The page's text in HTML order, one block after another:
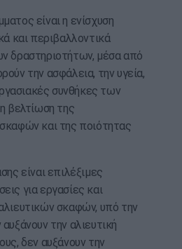
είναι η ενίσχυση
και περιβαλλοντικά
δραστηριοτήτων, μέσα από
την ασφάλεια, την υγεία,
συνθήκες των
βελτίωση της
και της ποιότητας
είναι επιλέξιμες
για εργασίες και
σκαφών, υπό την
την αλιευτική
δεν αυξάνουν την